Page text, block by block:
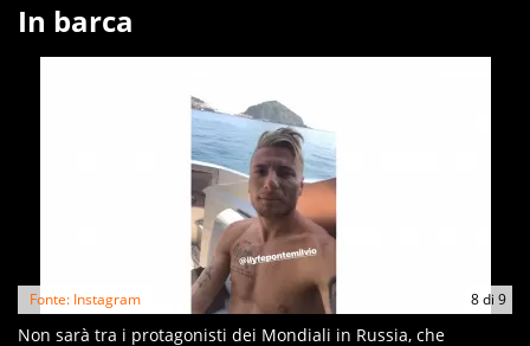
In barca
8di 9
Fonte: Instagram
Non sarà tra i protagonisti dei Mondiali in Russia, che